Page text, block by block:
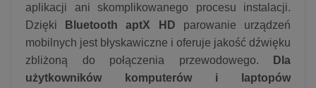
aplikacji ani skomplikowanego procesu instalacji.
Dzięki
Bluetooth aptX HD parowanie urządzeń
mobilnych jest błyskawiczne i oferuje jakość dźwięku
zbliżoną do połączenia przewodowego.
Dla
użytkowników komputerów i laptopów